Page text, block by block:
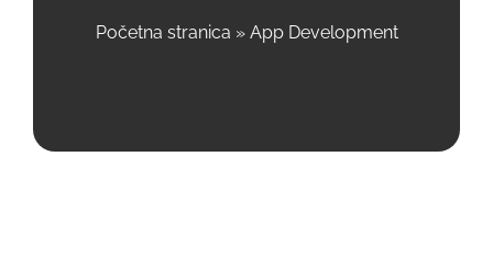
Početna stranica » App Development